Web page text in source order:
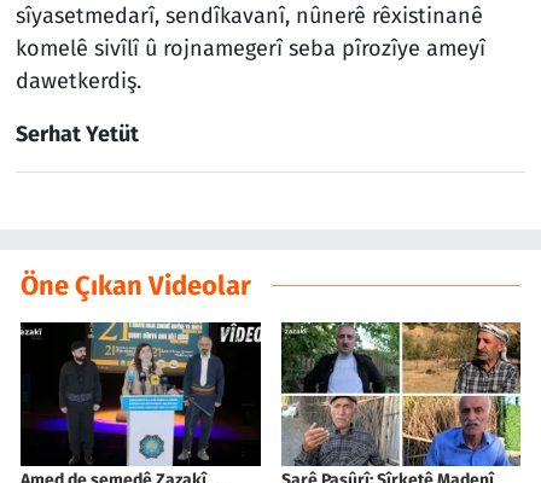
sîyasetmedarî, sendîkavanî, nûnerê rêxistinanê
komelê sivîlî û rojnamegerî seba pîrozîye ameyî
dawetkerdiş.
Serhat Yetüt
Öne Çıkan Videolar